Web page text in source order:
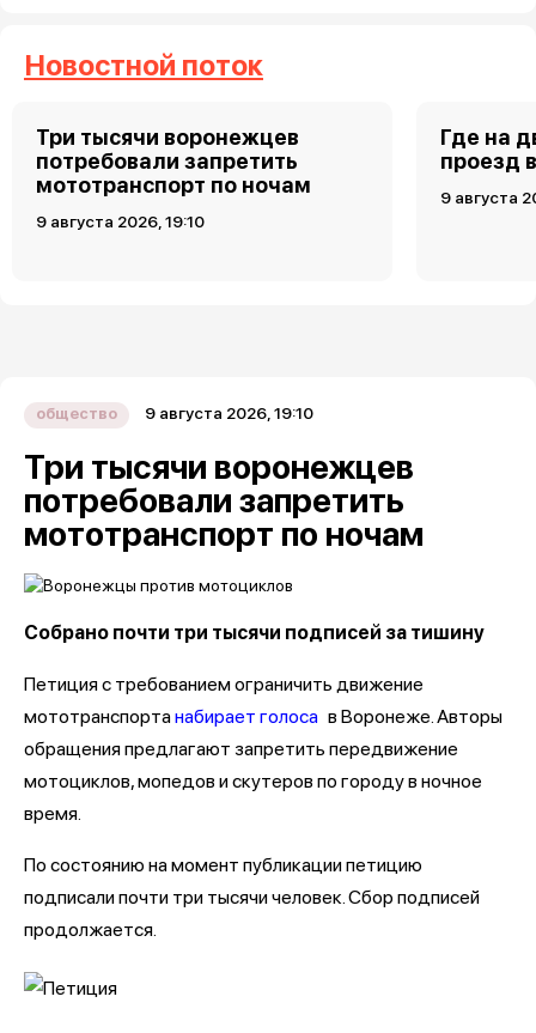
Новостной поток
Три тысячи воронежцев
потребовали запретить
мототранспорт по ночам
9 августа 2026, 19:10
Где на
проезд
9 августа
общество 9 августа 2026, 19:10
Три тысячи воронежцев
потребовали запретить
мототранспорт по ночам
Собрано почти три тысячи подписей за тишину
Петиция с требованием ограничить движение
мототранспортанабирает голоса в Воронеже. Авторы
обращения предлагают запретить передвижение
мотоциклов, мопедов и скутеров по городу в ночное
время.
По состоянию на момент публикации петицию
подписали почти три тысячи человек. Сбор подписей
продолжается.